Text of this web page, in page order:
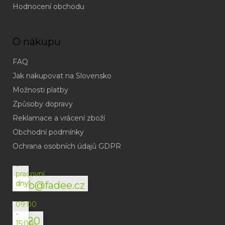
Hodnocení obchodu
O nákupu
FAQ
Jak nakupovat na Slovensko
Možnosti platby
Způsoby dopravy
Reklamace a vrácení zboží
Obchodní podmínky
Ochrana osobních údajů GDPR
info@fadee.cz
(odpověď
do
v
pracovní
dny)
+420
(Po-
09:00
-